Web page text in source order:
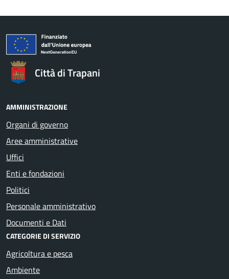
Città di Trapani
AMMINISTRAZIONE
Organi di governo
Aree amministrative
Uffici
Enti e fondazioni
Politici
Personale amministrativo
Documenti e Dati
CATEGORIE DI SERVIZIO
Agricoltura e pesca
Ambiente